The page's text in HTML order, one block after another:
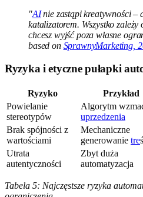
"AInie zastąpi kreatywności –
katalizatorem. Wszystko zależy
chcesz wyjść poza własne
based on SprawnyMarketing,
Ryzyka i etyczne pułapki
Ryzyko Przykład
Powielanie
stereotypów
Algorytm
uprzedzenia
Brak spójności z
wartościami
Mechaniczne
generowanie tre
Utrata
autentyczności
Zbyt duża
automatyzacja
Tabela 5: Najczęstsze ryzyka